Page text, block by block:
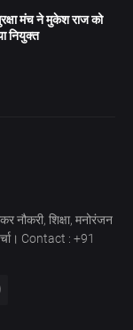
मंच ने मुकेश राज को
नियुक्त
नौकरी, शिक्षा, मनोरंजन
Contact : +91